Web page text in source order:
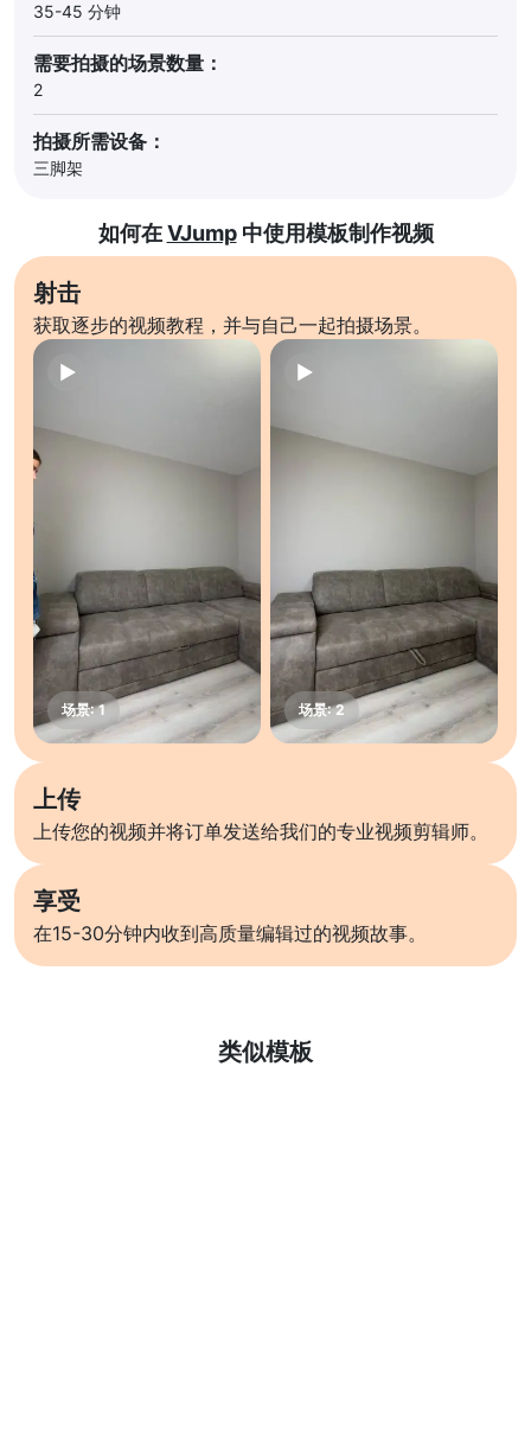
35-45 分钟
需要拍摄的场景数量：
2
拍摄所需设备：
三脚架
如何在VJump中使用模板制作视频
射击
获取逐步的视频教程，并与自己一起拍摄场景。
上传
上传您的视频并将订单发送给我们的专业视频剪辑师。
享受
在15-30分钟内收到高质量编辑过的视频故事。
类似模板
了解更多